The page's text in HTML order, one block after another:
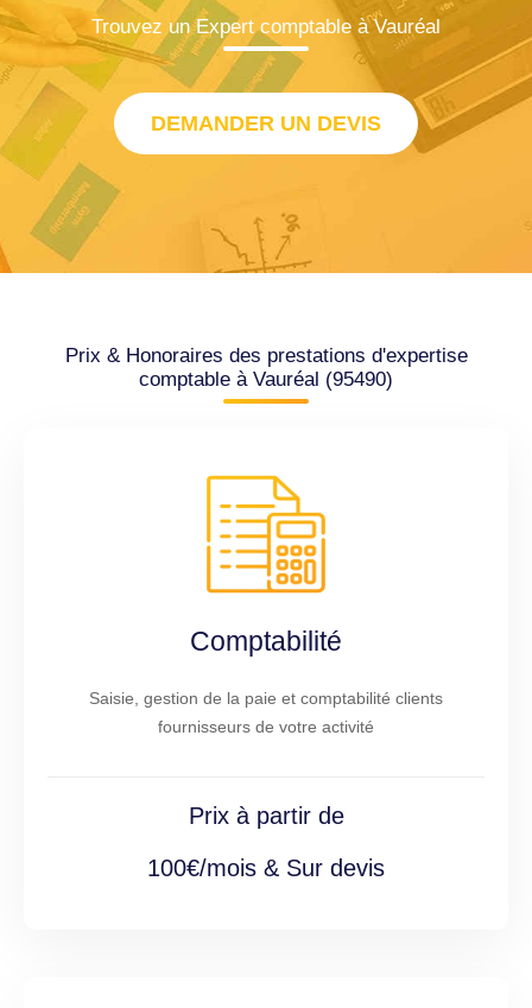
Trouvez un Expert comptable à Vauréal
DEMANDER UN DEVIS
Prix & Honoraires des prestations d'expertise
comptable à Vauréal (95490)
Comptabilité
Saisie, gestion de la paie et comptabilité clients
fournisseurs de votre activité
Prix à partir de
100€/mois & Sur devis